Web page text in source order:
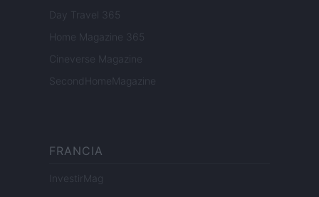
Day Travel 365
Home Magazine 365
Cineverse Magazine
SecondHomeMagazine
FRANCIA
InvestirMag